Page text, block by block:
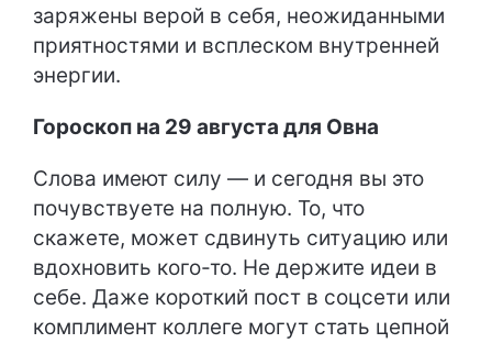
заряжены верой в себя, неожиданными
приятностями и всплеском внутренней
энергии.
Гороскоп на 29 августа для Овна
Слова имеют силу — и сегодня вы это
почувствуете на полную. То, что
скажете, может сдвинуть ситуацию или
вдохновить кого-то. Не держите идеи в
себе. Даже короткий пост в соцсети или
комплимент коллеге могут стать цепной